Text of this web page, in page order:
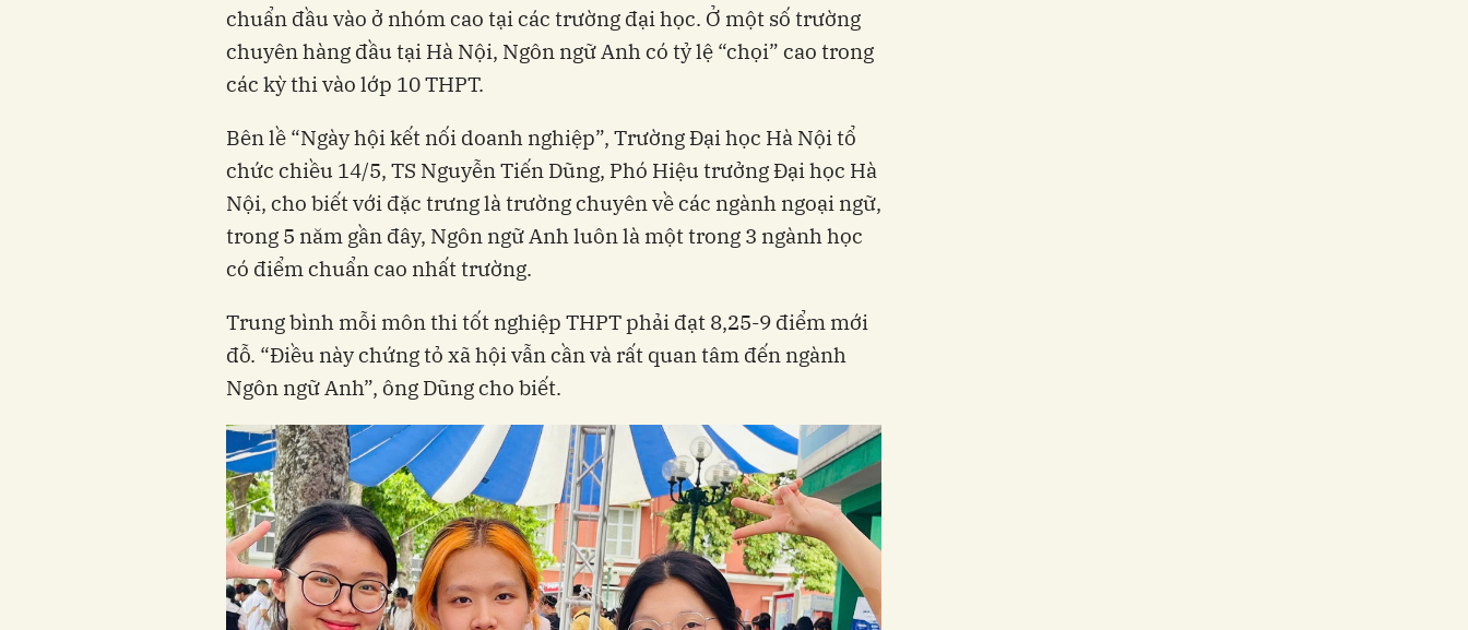
chuẩn đầu vào ở nhóm cao tại các trường đại học. Ở một số trường
chuyên hàng đầu tại Hà Nội, Ngôn ngữ Anh có tỷ lệ “chọi” cao trong
các kỳ thi vào lớp 10 THPT.
Bên lề “Ngày hội kết nối doanh nghiệp”, Trường Đại học Hà Nội tổ
chức chiều 14/5, TS Nguyễn Tiến Dũng, Phó Hiệu trưởng Đại học Hà
Nội, cho biết với đặc trưng là trường chuyên về các ngành ngoại ngữ,
trong 5 năm gần đây, Ngôn ngữ Anh luôn là một trong 3 ngành học
có điểm chuẩn cao nhất trường.
Trung bình mỗi môn thi tốt nghiệp THPT phải đạt 8,25-9 điểm mới
đỗ. “Điều này chứng tỏ xã hội vẫn cần và rất quan tâm đến ngành
Ngôn ngữ Anh”, ông Dũng cho biết.